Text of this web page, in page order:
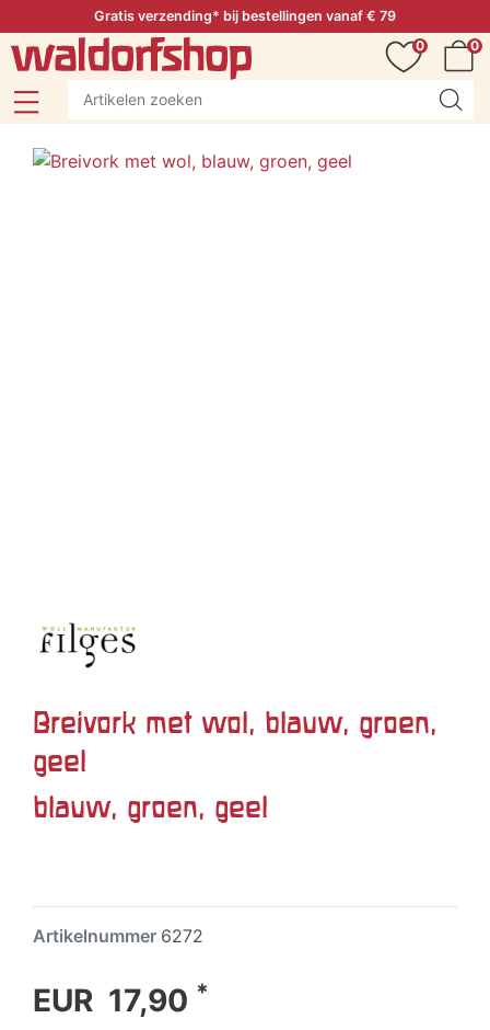
Gratis verzending* bij bestellingen vanaf € 79
0
0
Breivork met wol, blauw, groen,
geel
blauw, groen, geel
Artikelnummer 6272
EUR 17,90 *